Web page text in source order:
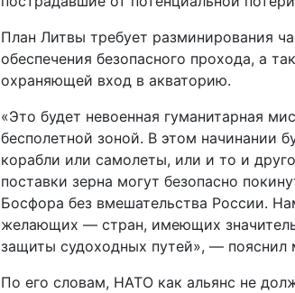
План Литвы требует разминирования
обеспечения безопасного прохода, а
охраняющей вход в акваторию.
«Это будет невоенная гуманитарная
бесполетной зоной. В этом начинании
корабли или самолеты, или и то и
поставки зерна могут безопасно
Босфора без вмешательства России.
желающих — стран, имеющих
защиты судоходных путей», — пояснил
По его словам, НАТО как альянс не